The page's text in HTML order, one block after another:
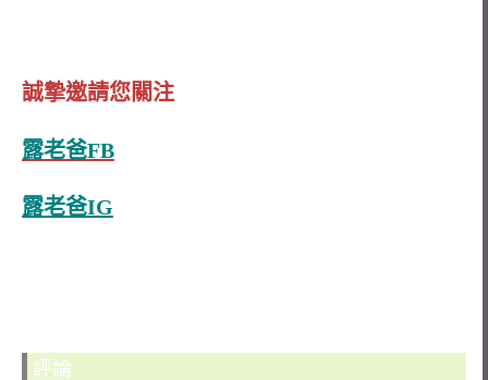
誠摯邀請您關注
露老爸FB
露老爸IG
評論